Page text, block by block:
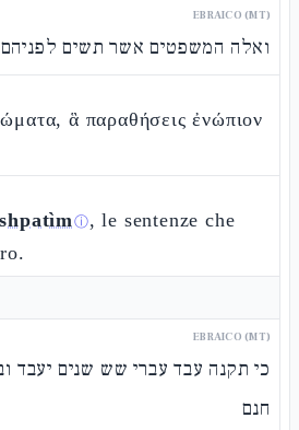
EBRAICO (MT)
ואלה המשפטים אשר תשים לפניהם
ἃ παραθήσεις ἐνώπιον
ⓘ, le sentenze che
EBRAICO (MT)
כי תקנה עבד עברי שש שנים יעבד
חנם